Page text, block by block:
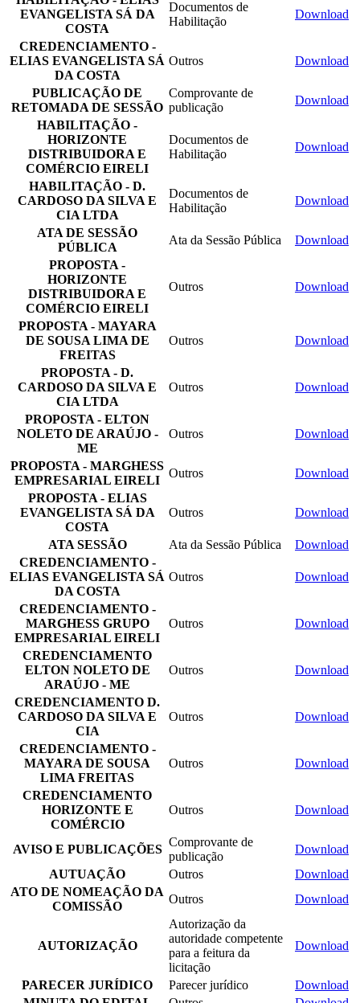
EVANGELISTA SÁ DA
COSTA
Documentos de
Habilitação
Download
CREDENCIAMENTO -
ELIAS EVANGELISTA SÁ
DA COSTA
Outros Download
PUBLICAÇÃO DE
RETOMADA DE SESSÃO
Comprovante de
publicação
Download
HABILITAÇÃO -
HORIZONTE
DISTRIBUIDORA E
COMÉRCIO EIRELI
Documentos de
Habilitação
Download
HABILITAÇÃO - D.
CARDOSO DA SILVA E
CIA LTDA
Documentos de
Habilitação
Download
ATA DE SESSÃO
PÚBLICA
Ata da Sessão Pública
Download
PROPOSTA -
HORIZONTE
DISTRIBUIDORA E
COMÉRCIO EIRELI
Outros Download
PROPOSTA - MAYARA
DE SOUSA LIMA DE
FREITAS
Outros Download
PROPOSTA - D.
CARDOSO DA SILVA E
CIA LTDA
Outros Download
PROPOSTA - ELTON
NOLETO DE ARAÚJO -
ME
Outros Download
PROPOSTA - MARGHESS
EMPRESARIAL EIRELI
Outros
Download
PROPOSTA - ELIAS
EVANGELISTA SÁ DA
COSTA
Outros Download
ATA SESSÃO Ata da Sessão Pública
Download
CREDENCIAMENTO -
ELIAS EVANGELISTA SÁ
DA COSTA
Outros Download
CREDENCIAMENTO -
MARGHESS GRUPO
EMPRESARIAL EIRELI
Outros Download
CREDENCIAMENTO
ELTON NOLETO DE
ARAÚJO - ME
Outros Download
CREDENCIAMENTO D.
CARDOSO DA SILVA E
CIA
Outros Download
CREDENCIAMENTO -
MAYARA DE SOUSA
LIMA FREITAS
Outros Download
CREDENCIAMENTO
HORIZONTE E
COMÉRCIO
Outros Download
AVISO E PUBLICAÇÕES
Comprovante de
publicação
Download
AUTUAÇÃO
Outros
Download
ATO DE NOMEAÇÃO DA
COMISSÃO
Outros Download
AUTORIZAÇÃO
Autorização da
autoridade competente
para a feitura da
licitação
Download
PARECER JURÍDICO Parecer jurídico
Download